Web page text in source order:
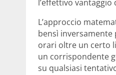
l’effettivo
L’approccio
bensì
orari oltre un certo
un corrispondente
su qualsiasi